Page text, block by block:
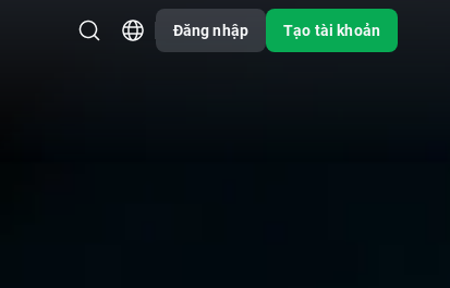
Đăng nhập Tạo tài khoản